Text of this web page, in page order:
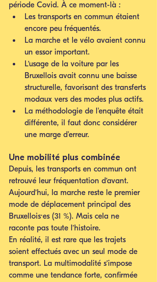
période Covid. À ce moment-là :
Les transports en commun étaient
encore peu fréquentés.
La marche et le vélo avaient connu
un essor important.
L’usage de la voiture par les
Bruxellois avait connu une baisse
structurelle, favorisant des transferts
modaux vers des modes plus actifs.
La méthodologie de l'enquête était
différente, il faut donc considérer
une marge d'erreur.
Une mobilité plus combinée
Depuis, les transports en commun ont
retrouvé leur fréquentation d’avant.
Aujourd’hui, la marche reste le premier
mode de déplacement principal des
Bruxellois·es (31 %). Mais cela ne
raconte pas toute l’histoire.
En réalité, il est rare que les trajets
soient effectués avec un seul mode de
transport. La multimodalité s’impose
comme une tendance forte, confirmée